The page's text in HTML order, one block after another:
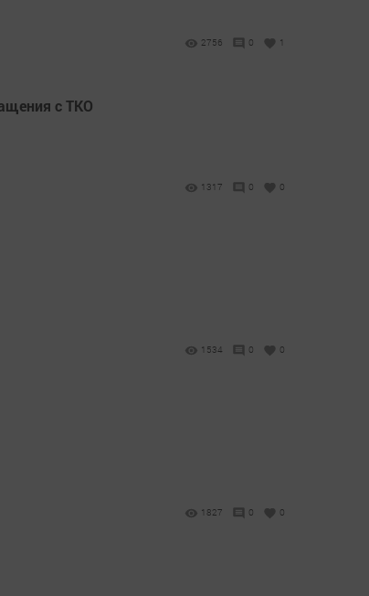
2756 0 1
с ТКО
1317 0 0
1534 0 0
1827 0 0